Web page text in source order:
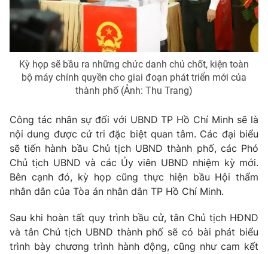
VTV4 Vươn mình bằng AI
VTV9 VTV8
Liên hệ tòa soạn English
THỜI BÁO VTV
Theo dõi báo trên
Cơ quan chủ quản:Đài Truyền hình Việt Nam
Kỳ họp sẽ bầu ra những chức danh chủ chốt, kiện toàn
bộ máy chính quyền cho giai đoạn phát triển mới của
thành phố (Ảnh: Thu Trang)
Công tác nhân sự đối với UBND TP Hồ Chí Minh sẽ là
nội dung được cử tri đặc biệt quan tâm. Các đại biểu
sẽ tiến hành bầu Chủ tịch UBND thành phố, các Phó
Chủ tịch UBND và các Ủy viên UBND nhiệm kỳ mới.
Bên cạnh đó, kỳ họp cũng thực hiện bầu Hội thẩm
nhân dân của Tòa án nhân dân TP Hồ Chí Minh.
Sau khi hoàn tất quy trình bầu cử, tân Chủ tịch HĐND
và tân Chủ tịch UBND thành phố sẽ có bài phát biểu
trình bày chương trình hành động, cũng như cam kết